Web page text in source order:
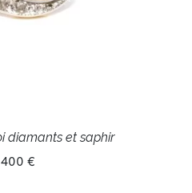
diamants et saphir
€